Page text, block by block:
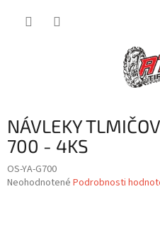
NÁVLEKY
700 - 4KS
OS-YA-G700
Priemerné
Neohodnotené Podrobnosti